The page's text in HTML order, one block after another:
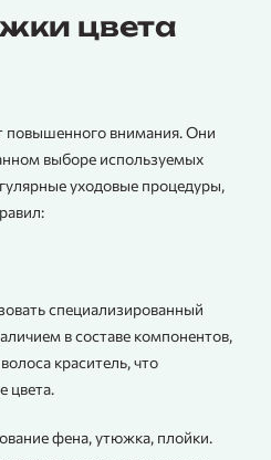
цвета
внимания. Они
выборе используемых
уходовые процедуры,
специализированный
в составе компонентов,
краситель, что
цвета.
фена, утюжка, плойки.